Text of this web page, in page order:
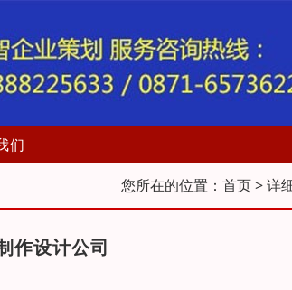
们
您所在的位置： 首页> 详
作设计公司